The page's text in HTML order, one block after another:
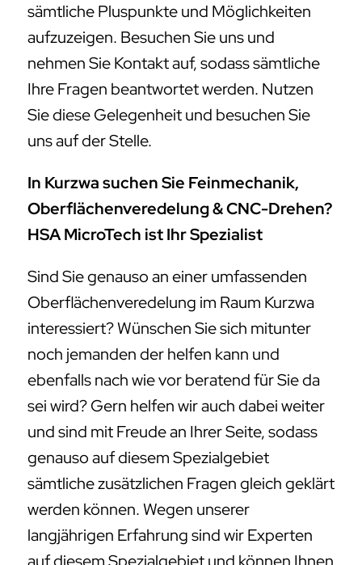
sämtliche Pluspunkte und Möglichkeiten
aufzuzeigen. Besuchen Sie uns und
nehmen Sie Kontakt auf, sodass sämtliche
Ihre Fragen beantwortet werden. Nutzen
Sie diese Gelegenheit und besuchen Sie
uns auf der Stelle.
In Kurzwa suchen Sie Feinmechanik,
Oberflächenveredelung & CNC-Drehen?
HSA MicroTech ist Ihr Spezialist
Sind Sie genauso an einer umfassenden
Oberflächenveredelung im Raum Kurzwa
interessiert? Wünschen Sie sich mitunter
noch jemanden der helfen kann und
ebenfalls nach wie vor beratend für Sie da
sei wird? Gern helfen wir auch dabei weiter
und sind mit Freude an Ihrer Seite, sodass
genauso auf diesem Spezialgebiet
sämtliche zusätzlichen Fragen gleich geklärt
werden können. Wegen unserer
langjährigen Erfahrung sind wir Experten